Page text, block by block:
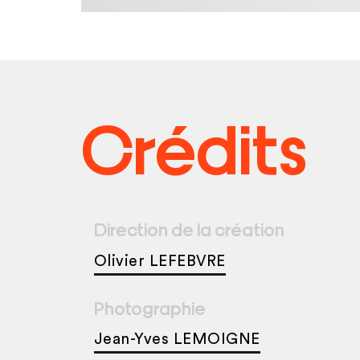
Crédits
Direction de la création
Olivier LEFEBVRE
Photographie
Jean-Yves LEMOIGNE